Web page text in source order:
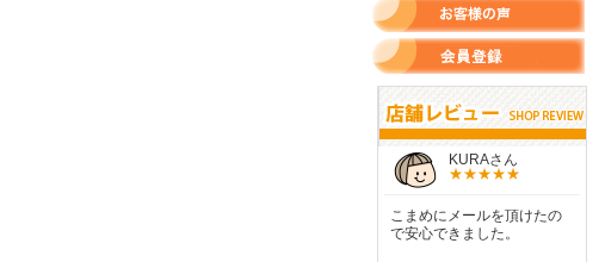
KURAさん
こまめにメールを頂けたの
で安心できました。